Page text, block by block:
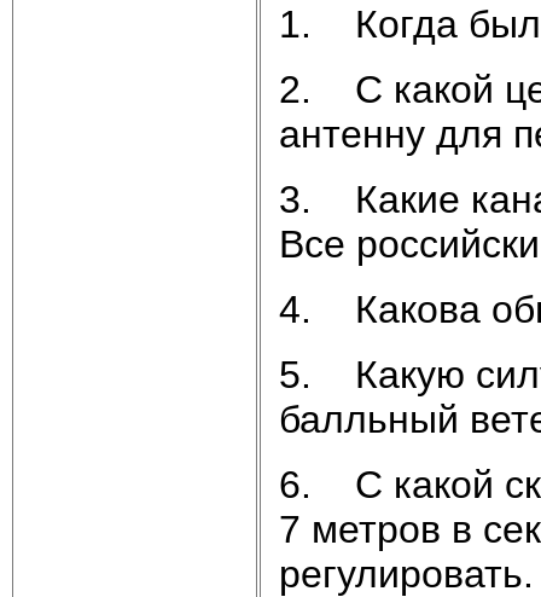
1. Когда
2. С какой
антенну для
3. Какие
Все
4. Какова
5. Какую
балльный
6. С какой
7 метров в
регулировать.